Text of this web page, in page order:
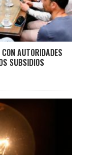
AUTORIDADES
SUBSIDIOS